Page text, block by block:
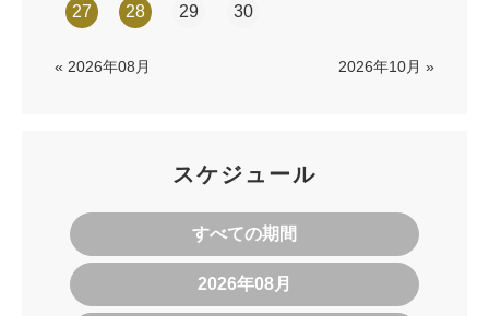
27 28 29 30
« 2026年08月 2026年10月 »
スケジュール
すべての期間
2026年08月